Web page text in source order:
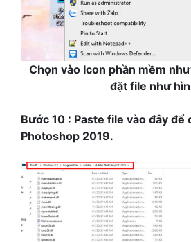
Chọn vào Icon phần mềm
đặt file như
Bước 10 : Paste file vào đây để
Photoshop 2019.